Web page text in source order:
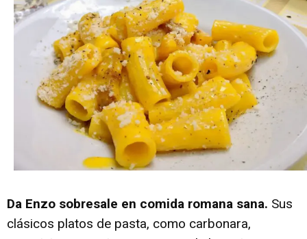
Da Enzo sobresale en comida romana sana. Sus
clásicos platos de pasta, como carbonara,